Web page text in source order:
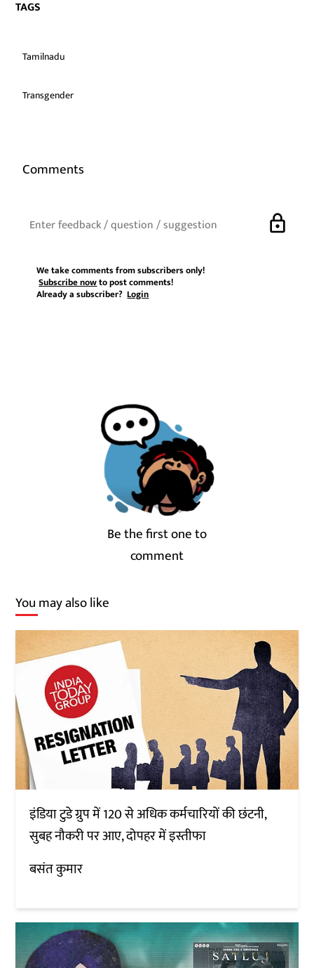
TAGS
Tamilnadu
Transgender
Comments
lock
We take comments from subscribers only!
Subscribe nowto post comments!
Already a subscriber?Login
Be the first one to
comment
You may also like
इंडिया टुडे ग्रुप में 120 से अधिक कर्मचारियों की छंटनी,
सुबह नौकरी पर आए, दोपहर में इस्तीफा
बसंत कुमार